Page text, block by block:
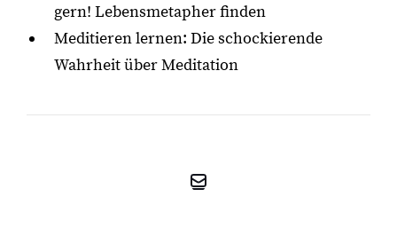
gern! Lebensmetapher finden
Meditieren lernen: Die schockierende
Wahrheit über Meditation